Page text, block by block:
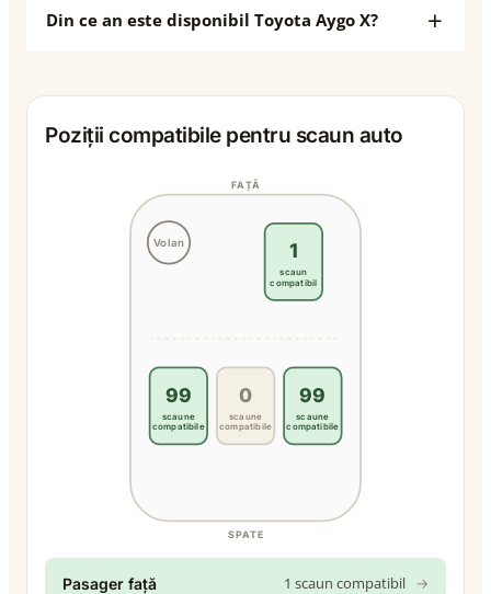
Din ce an este disponibil Toyota Aygo X?
Poziții compatibile pentru scaun auto
Volan
FAȚĂ
SPATE
1
scaun
compatibil
99
scaune
compatibile
0
scaune
compatibile
99
scaune
compatibile
Pasager față 1 scaun compatibil →